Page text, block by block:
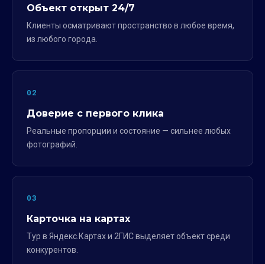
Объект открыт 24/7
Клиенты осматривают пространство в любое время,
из любого города.
02
Доверие с первого клика
Реальные пропорции и состояние — сильнее любых
фотографий.
03
Карточка на картах
Тур в Яндекс.Картах и 2ГИС выделяет объект среди
конкурентов.